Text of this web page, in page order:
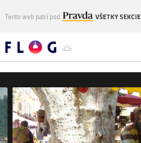
Tento web patrí pod VŠETKY SEKCIE